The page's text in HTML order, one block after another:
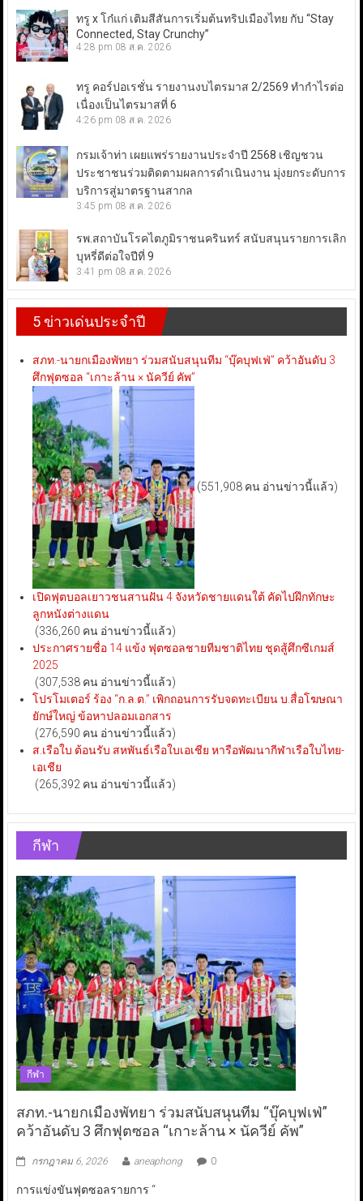
ทรู x โก๋แก่ เติมสีสันการเริ่มต้นทริปเมืองไทย กับ “Stay
Connected, Stay Crunchy”
4:28 pm 08 ส.ค. 2026
ทรู คอร์ปอเรชั่น รายงานงบไตรมาส 2/2569 ทำกำไรต่อ
เนื่องเป็นไตรมาสที่ 6
4:26 pm 08 ส.ค. 2026
กรมเจ้าท่า เผยแพร่รายงานประจำปี 2568 เชิญชวน
ประชาชนร่วมติดตามผลการดำเนินงาน มุ่งยกระดับการ
บริการสู่มาตรฐานสากล
3:45 pm 08 ส.ค. 2026
รพ.สถาบันโรคไตภูมิราชนครินทร์ สนับสนุนรายการเลิก
บุหรี่ดีต่อใจปีที่ 9
3:41 pm 08 ส.ค. 2026
5 ข่าวเด่นประจำปี
สภท.-นายกเมืองพัทยา ร่วมสนับสนุนทีม “บุ๊คบุฟเฟ่” คว้าอันดับ 3
ศึกฟุตซอล “เกาะล้าน × นัควีย์ คัพ”
(551,908 คน อ่านข่าวนี้แล้ว)
เปิดฟุตบอลเยาวชนสานฝัน 4 จังหวัดชายแดนใต้ คัดไปฝึกทักษะ
ลูกหนังต่างแดน
(336,260 คน อ่านข่าวนี้แล้ว)
ประกาศรายชื่อ 14 แข้ง ฟุตซอลชายทีมชาติไทย ชุดสู้ศึกซีเกมส์
2025
(307,538 คน อ่านข่าวนี้แล้ว)
โปรโมเตอร์ ร้อง “ก.ล.ต.” เพิกถอนการรับจดทะเบียน บ.สื่อโฆษณา
ยักษ์ใหญ่ ข้อหาปลอมเอกสาร
(276,590 คน อ่านข่าวนี้แล้ว)
ส.เรือใบ ต้อนรับ สหพันธ์เรือใบเอเชีย หารือพัฒนากีฬาเรือใบไทย-
เอเชีย
(265,392 คน อ่านข่าวนี้แล้ว)
กีฬา
กีฬา
สภท.-นายกเมืองพัทยา ร่วมสนับสนุนทีม “บุ๊คบุฟเฟ่”
คว้าอันดับ 3 ศึกฟุตซอล “เกาะล้าน × นัควีย์ คัพ”
กรกฎาคม 6, 2026 aneaphong 0
การแข่งขันฟุตซอลรายการ “